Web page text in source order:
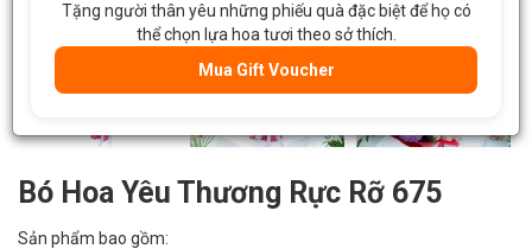
Bó Hoa Yêu Thương Rực Rỡ 675
Sản phẩm bao gồm:
Tặng người thân yêu những phiếu quà đặc biệt để họ có
thể chọn lựa hoa tươi theo sở thích.
Mua Gift Voucher